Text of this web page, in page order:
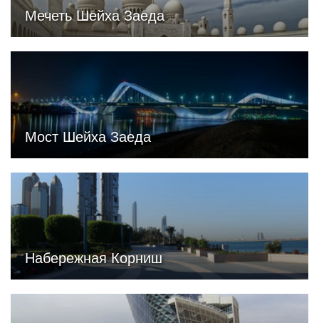
Мечеть Шейха Заеда
Мост Шейха Заеда
Набережная Корниш